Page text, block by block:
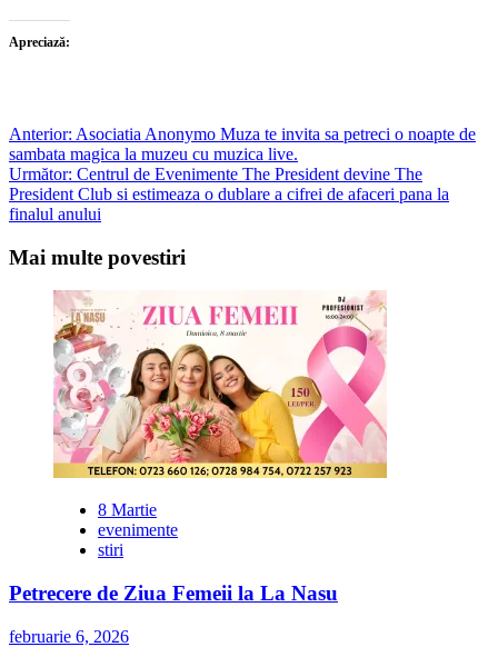
Apreciază:
Post
navigation
Anterior: Asociatia Anonymo Muza te invita sa petreci o noapte de
sambata magica la muzeu cu muzica live.
Următor: Centrul de Evenimente The President devine The
President Club si estimeaza o dublare a cifrei de afaceri pana la
finalul anului
Mai multe povestiri
8 Martie
evenimente
stiri
Petrecere de Ziua Femeii la La Nasu
februarie 6, 2026